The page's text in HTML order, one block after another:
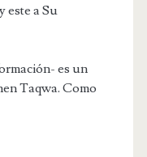
este a Su
es un
Taqwa. Como